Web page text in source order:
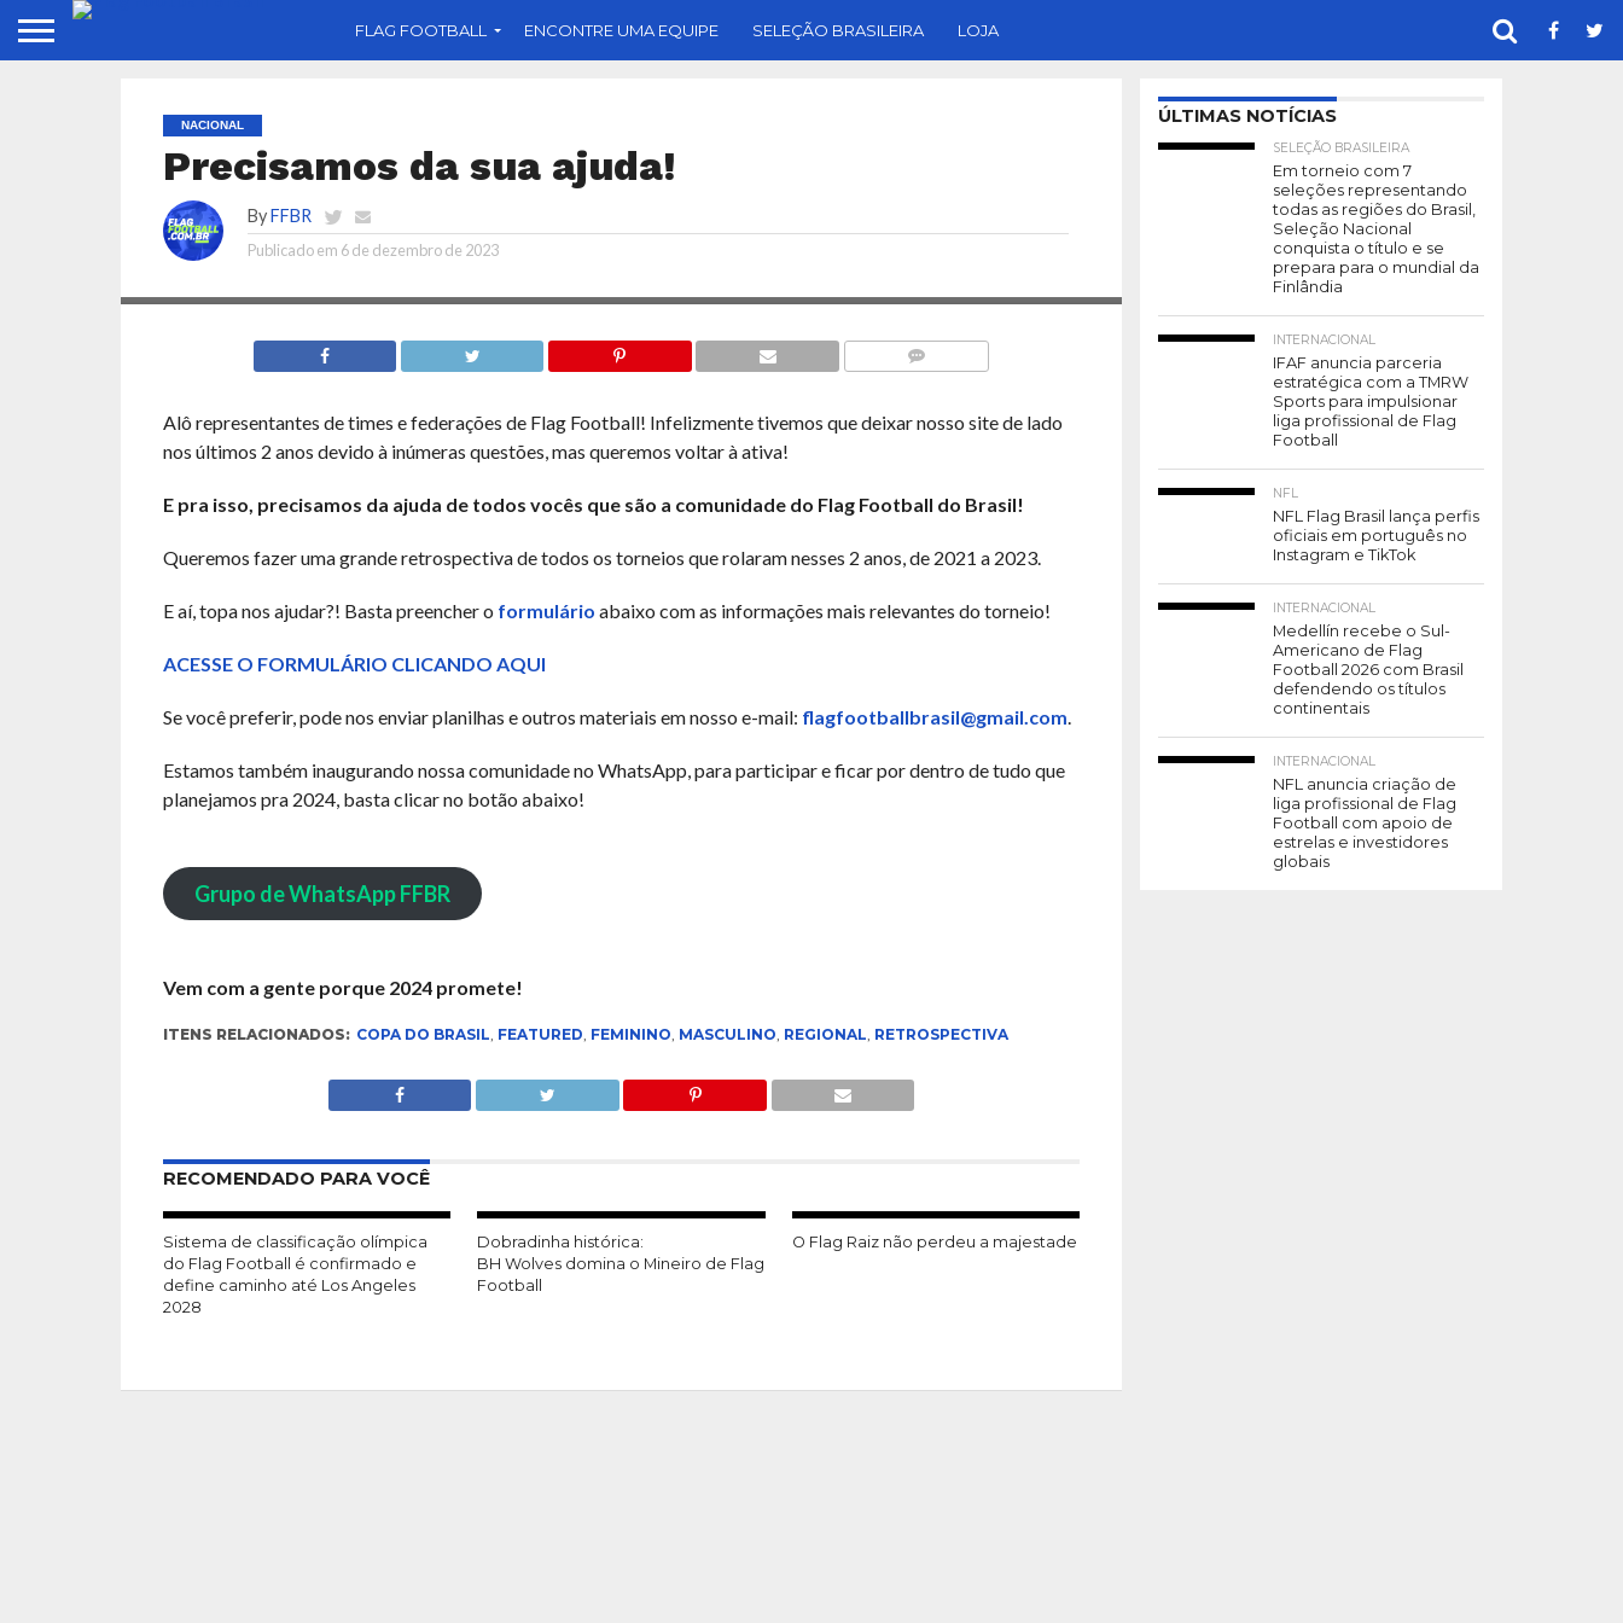
FLAG FOOTBALL ENCONTRE UMA EQUIPE SELEÇÃO BRASILEIRA LOJA
NACIONAL
Precisamos da sua ajuda!
ByFFBR
Publicado em 6 de dezembro de 2023
Alô representantes de times e federações de Flag Football! Infelizmente tivemos que deixar nosso site de lado
nos últimos 2 anos devido à inúmeras questões, mas queremos voltar à ativa!
E pra isso, precisamos da ajuda de todos vocês que são a comunidade do Flag Football do Brasil!
Queremos fazer uma grande retrospectiva de todos os torneios que rolaram nesses 2 anos, de 2021 a 2023.
E aí, topa nos ajudar?! Basta preencher o formulário abaixo com as informações mais relevantes do torneio!
ACESSE O FORMULÁRIO CLICANDO AQUI
Se você preferir, pode nos enviar planilhas e outros materiais em nosso e-mail: flagfootballbrasil@gmail.com.
Estamos também inaugurando nossa comunidade no WhatsApp, para participar e ficar por dentro de tudo que
planejamos pra 2024, basta clicar no botão abaixo!
Grupo de WhatsApp FFBR
Vem com a gente porque 2024 promete!
ITENS RELACIONADOS: COPA DO BRASIL, FEATURED, FEMININO, MASCULINO, REGIONAL, RETROSPECTIVA
RECOMENDADO PARA VOCÊ
Sistema de classificação olímpica
do Flag Football é confirmado e
define caminho até Los Angeles
2028
Dobradinha histórica:
BH Wolves domina o Mineiro de Flag
Football
O Flag Raiz não perdeu a majestade
ÚLTIMAS NOTÍCIAS
SELEÇÃO BRASILEIRA
Em torneio com 7
seleções representando
todas as regiões do Brasil,
Seleção Nacional
conquista o título e se
prepara para o mundial da
Finlândia
INTERNACIONAL
IFAF anuncia parceria
estratégica com a TMRW
Sports para impulsionar
liga profissional de Flag
Football
NFL
NFL Flag Brasil lança perfis
oficiais em português no
Instagram e TikTok
INTERNACIONAL
Medellín recebe o Sul-
Americano de Flag
Football 2026 com Brasil
defendendo os títulos
continentais
INTERNACIONAL
NFL anuncia criação de
liga profissional de Flag
Football com apoio de
estrelas e investidores
globais